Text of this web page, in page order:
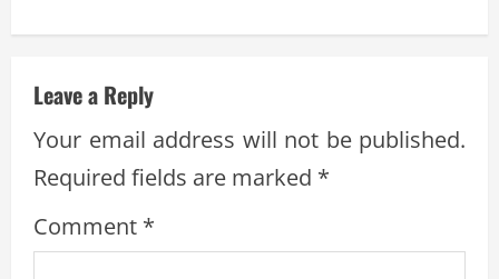
R
e
a
d
Leave a Reply
Your email address will not be published.
Required fields are marked *
Comment *